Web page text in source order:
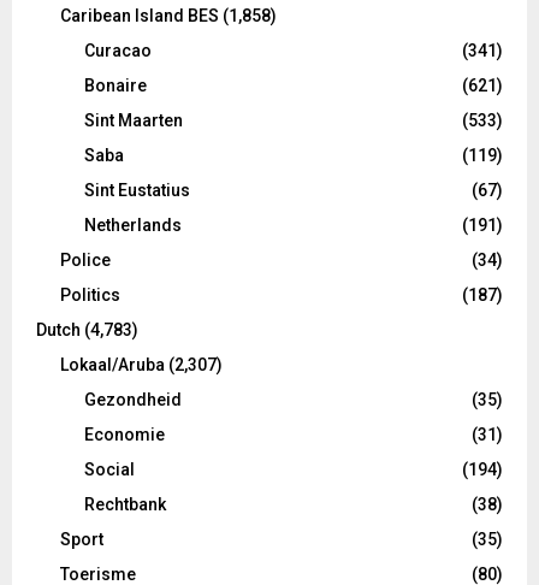
Caribean Island BES (1,858)
Curacao
(341)
Bonaire
(621)
Sint Maarten
(533)
Saba
(119)
Sint Eustatius
(67)
Netherlands
(191)
Police
(34)
Politics
(187)
Dutch (4,783)
Lokaal/Aruba (2,307)
Gezondheid
(35)
Economie
(31)
Social
(194)
Rechtbank
(38)
Sport
(35)
Toerisme
(80)